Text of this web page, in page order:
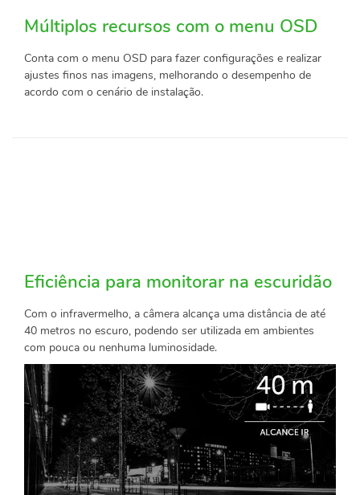
Múltiplos recursos com o menu OSD
Conta com o menu OSD para fazer configurações e realizar
ajustes finos nas imagens, melhorando o desempenho de
acordo com o cenário de instalação.
Eficiência para monitorar na escuridão
Com o infravermelho, a câmera alcança uma distância de até
40 metros no escuro, podendo ser utilizada em ambientes
com pouca ou nenhuma luminosidade.